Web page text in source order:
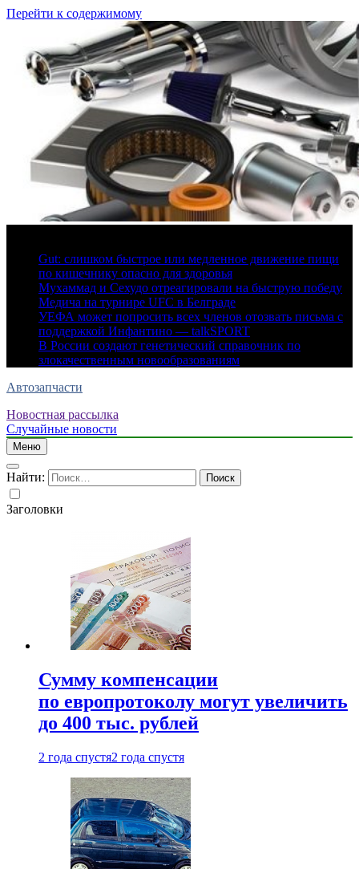
Перейти к содержимому
Gut: слишком быстрое или медленное движение пищи
по кишечнику опасно для здоровья
Мухаммад и Сехудо отреагировали на быструю победу
Медича на турнире UFC в Белграде
УЕФА может попросить всех членов отозвать письма с
поддержкой Инфантино — talkSPORT
В России создают генетический справочник по
злокачественным новообразованиям
Автозапчасти
Новостная рассылка
Случайные новости
Меню
Найти:
Заголовки
Сумму компенсации
по европротоколу могут увеличить
до 400 тыс. рублей
2 года спустя2 года спустя